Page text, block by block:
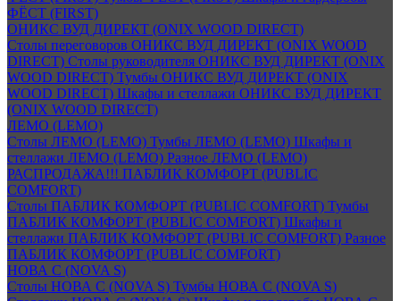
ФЁСТ (FIRST)
ОНИКС ВУД ДИРЕКТ (ONIX WOOD DIRECT)
Столы переговоров ОНИКС ВУД ДИРЕКТ (ONIX WOOD
DIRECT) Столы руководителя ОНИКС ВУД ДИРЕКТ (ONIX
WOOD DIRECT) Тумбы ОНИКС ВУД ДИРЕКТ (ONIX
WOOD DIRECT) Шкафы и стеллажи ОНИКС ВУД ДИРЕКТ
(ONIX WOOD DIRECT)
ЛЕМО (LEMO)
Столы ЛЕМО (LEMO) Тумбы ЛЕМО (LEMO) Шкафы и
стеллажи ЛЕМО (LEMO) Разное ЛЕМО (LEMO)
РАСПРОДАЖА!!! ПАБЛИК КОМФОРТ (PUBLIC
COMFORT)
Столы ПАБЛИК КОМФОРТ (PUBLIC COMFORT) Тумбы
ПАБЛИК КОМФОРТ (PUBLIC COMFORT) Шкафы и
стеллажи ПАБЛИК КОМФОРТ (PUBLIC COMFORT) Разное
ПАБЛИК КОМФОРТ (PUBLIC COMFORT)
НОВА С (NOVA S)
Столы НОВА С (NOVA S) Тумбы НОВА С (NOVA S)